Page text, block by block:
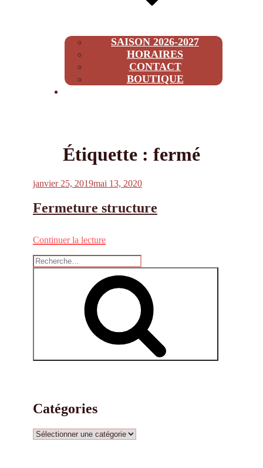
SAISON 2026-2027
HORAIRES
CONTACT
BOUTIQUE
Étiquette : fermé
Publié
janvier 25, 2019mai 13, 2020
Fermeture structure
Continuer la lecturede
Recherche
pour
Catégories
Catégories